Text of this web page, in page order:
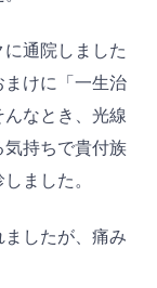
通院しました
まけに「一生治
なとき、光線
持ちで貴付族
ました。
したが、痛み